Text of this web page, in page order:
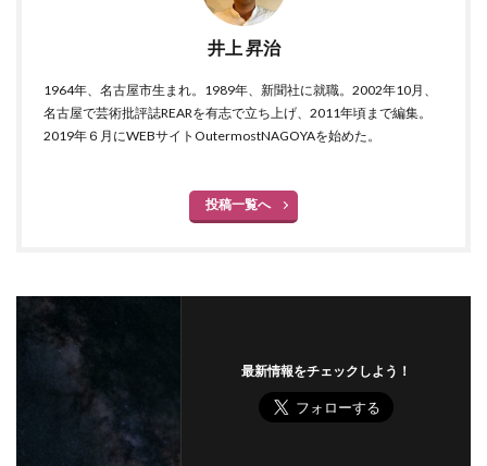
井上 昇治
1964年、名古屋市生まれ。1989年、新聞社に就職。2002年10月、
名古屋で芸術批評誌REARを有志で立ち上げ、2011年頃まで編集。
2019年６月にWEBサイトOutermostNAGOYAを始めた。
投稿一覧へ
最新情報をチェックしよう！